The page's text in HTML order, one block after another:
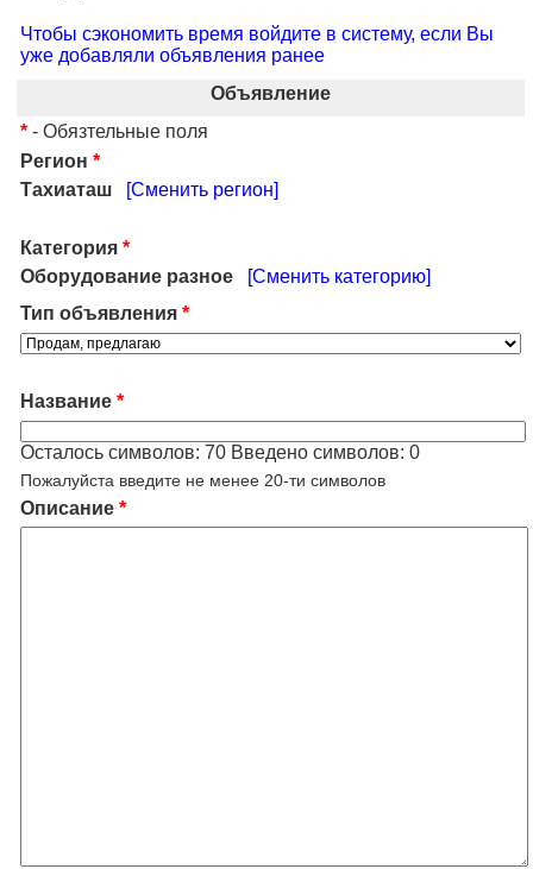
Чтобы сэкономить время войдите в систему, если Вы
уже добавляли объявления ранее
Объявление
* - Обязтельные поля
Регион *
Тахиаташ
[Сменить регион]
Категория *
Оборудование разное
[Сменить категорию]
Тип объявления *
Название *
Осталось символов: 70 Введено символов: 0
Пожалуйста введите не менее 20-ти символов
Описание *